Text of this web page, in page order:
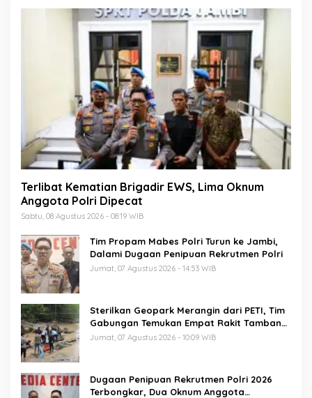
Terlibat Kematian Brigadir EWS, Lima Oknum
Anggota Polri Dipecat
Sabtu, 08 Agustus 2026 - 08:19 WIB
Tim Propam Mabes Polri Turun ke Jambi,
Dalami Dugaan Penipuan Rekrutmen Polri
Jumat, 07 Agustus 2026 - 14:53 WIB
Sterilkan Geopark Merangin dari PETI, Tim
Gabungan Temukan Empat Rakit Tambang
Ilegal
Jumat, 07 Agustus 2026 - 10:09 WIB
Dugaan Penipuan Rekrutmen Polri 2026
Terbongkar, Dua Oknum Anggota